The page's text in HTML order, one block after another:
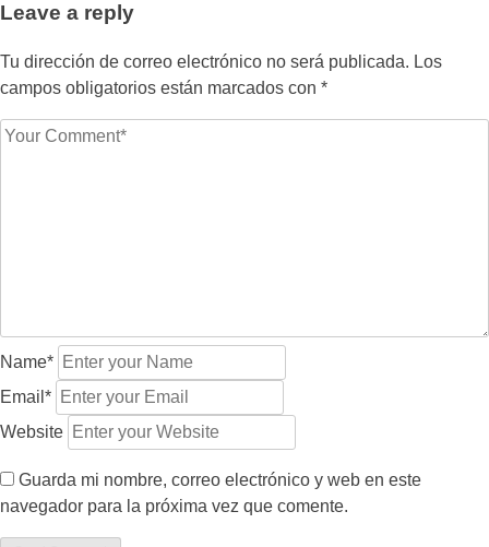
Leave a reply
Tu dirección de correo electrónico no será publicada. Los
campos obligatorios están marcados con *
Name*
Email*
Website
Guarda mi nombre, correo electrónico y web en este
navegador para la próxima vez que comente.